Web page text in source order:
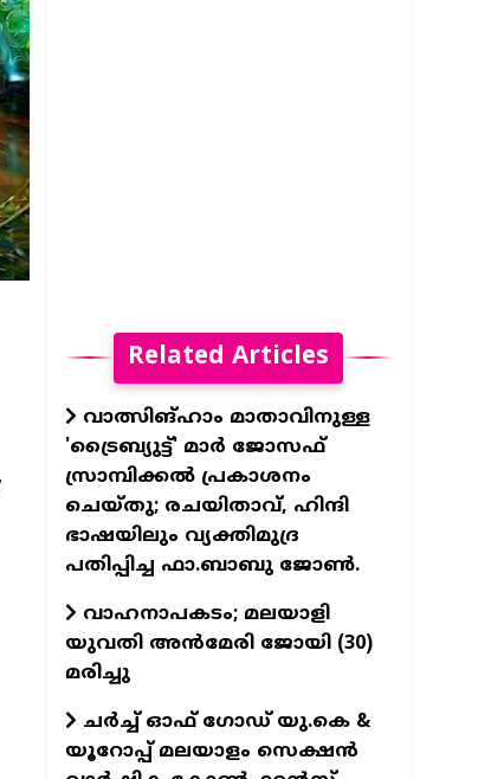
Related Articles
വാത്സിങ്ഹാം മാതാവിനുള്ള
'ട്രൈബ്യുട്ട്' മാര്‍ ജോസഫ്
സ്രാമ്പിക്കല്‍ പ്രകാശനം
ചെയ്തു; രചയിതാവ്, ഹിന്ദി
ഭാഷയിലും വ്യക്തിമുദ്ര
പതിപ്പിച്ച ഫാ.ബാബു ജോണ്‍.
വാഹനാപകടം; മലയാളി
യുവതി അൻമേരി ജോയി (30)
മരിച്ചു
ചർച്ച് ഓഫ് ഗോഡ് യു.കെ &
യൂറോപ്പ് മലയാളം സെക്ഷൻ